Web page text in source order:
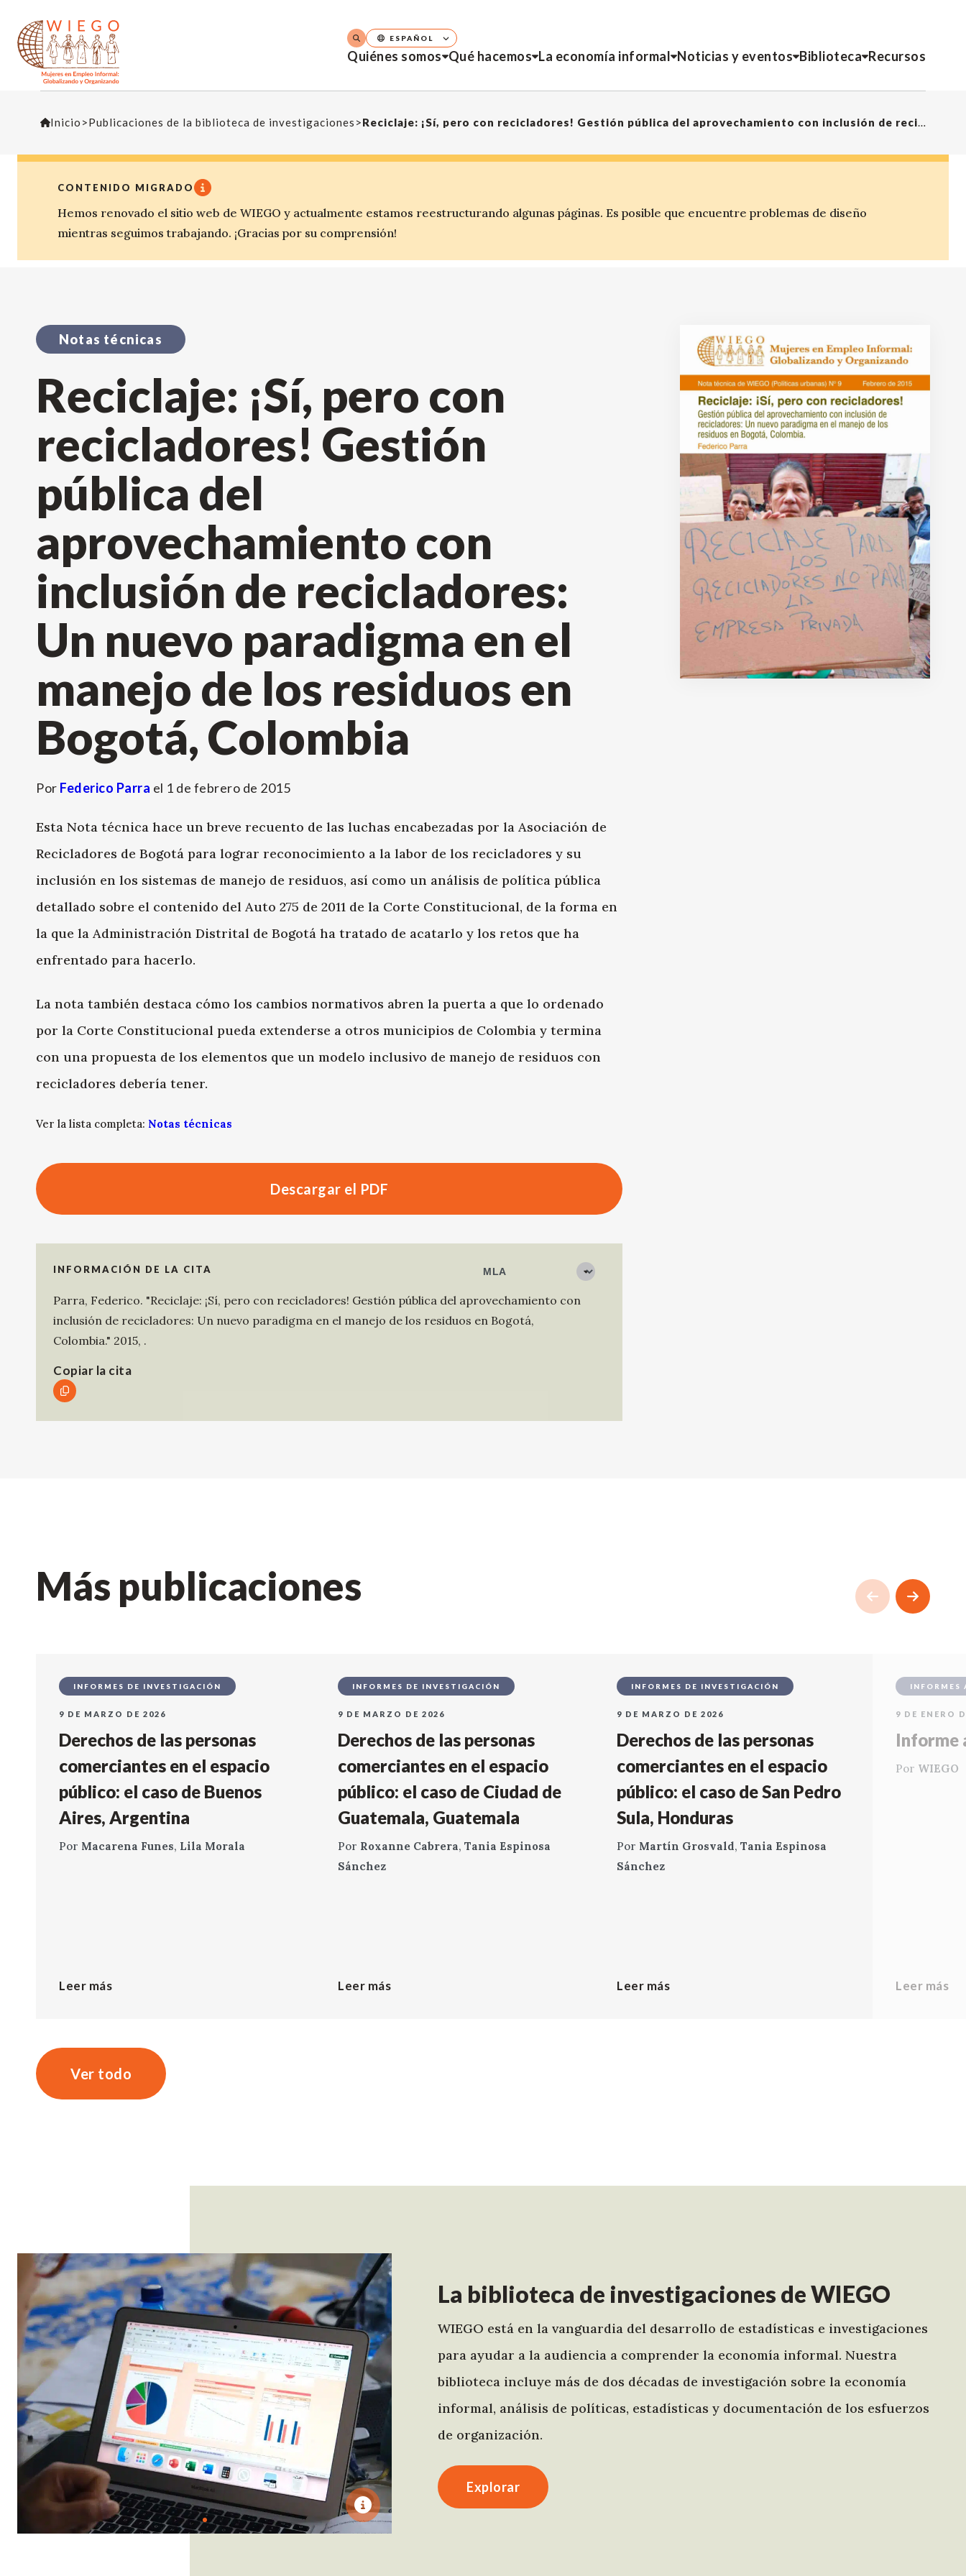
Quiénes somos Qué hacemos La economía informal Noticias y eventos Biblioteca Recursos
ESPAÑOL
Inicio >Publicaciones de la biblioteca de investigaciones > Reciclaje: ¡Sí, pero con recicladores! Gestión pública del aprovechamiento con inclusión de recicladores: Un nuevo paradigma en el manejo de los residuos en Bogotá, Colombia
CONTENIDO MIGRADO
Hemos renovado el sitio web de WIEGO y actualmente estamos reestructurando algunas páginas. Es posible que encuentre problemas de diseño
mientras seguimos trabajando. ¡Gracias por su comprensión!
Notas técnicas
Reciclaje: ¡Sí, pero con
recicladores! Gestión
pública del
aprovechamiento con
inclusión de recicladores:
Un nuevo paradigma en el
manejo de los residuos en
Bogotá, Colombia
Por Federico Parra el 1 de febrero de 2015
Esta Nota técnica hace un breve recuento de las luchas encabezadas por la Asociación de
Recicladores de Bogotá para lograr reconocimiento a la labor de los recicladores y su
inclusión en los sistemas de manejo de residuos, así como un análisis de política pública
detallado sobre el contenido del Auto 275 de 2011 de la Corte Constitucional, de la forma en
la que la Administración Distrital de Bogotá ha tratado de acatarlo y los retos que ha
enfrentado para hacerlo.
La nota también destaca cómo los cambios normativos abren la puerta a que lo ordenado
por la Corte Constitucional pueda extenderse a otros municipios de Colombia y termina
con una propuesta de los elementos que un modelo inclusivo de manejo de residuos con
recicladores debería tener.
Ver la lista completa: Notas técnicas
Descargar el PDF
INFORMACIÓN DE LA CITA
Parra, Federico. "Reciclaje: ¡Sí, pero con recicladores! Gestión pública del aprovechamiento con
inclusión de recicladores: Un nuevo paradigma en el manejo de los residuos en Bogotá,
Colombia." 2015, .
Copiar la cita
Más publicaciones
INFORMES DE INVESTIGACIÓN
9 DE MARZO DE 2026
Derechos de las personas
comerciantes en el espacio
público: el caso de Buenos
Aires, Argentina
Por Macarena Funes, Lila Morala
Leer más
INFORMES DE INVESTIGACIÓN
9 DE MARZO DE 2026
Derechos de las personas
comerciantes en el espacio
público: el caso de Ciudad de
Guatemala, Guatemala
Por Roxanne Cabrera, Tania Espinosa
Sánchez
Leer más
INFORMES DE INVESTIGACIÓN
9 DE MARZO DE 2026
Derechos de las personas
comerciantes en el espacio
público: el caso de San Pedro
Sula, Honduras
Por Martín Grosvald, Tania Espinosa
Sánchez
Leer más
INFORMES
9 DE ENERO
Informe
Por WIEGO
Leer más
Ver todo
La biblioteca de investigaciones de WIEGO
WIEGO está en la vanguardia del desarrollo de estadísticas e investigaciones
para ayudar a la audiencia a comprender la economía informal. Nuestra
biblioteca incluye más de dos décadas de investigación sobre la economía
informal, análisis de políticas, estadísticas y documentación de los esfuerzos
de organización.
Explorar